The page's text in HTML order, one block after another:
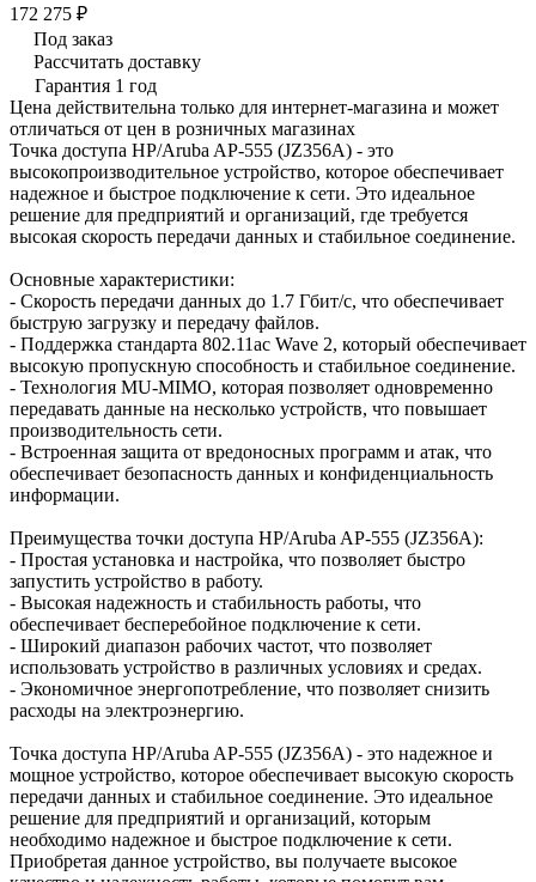
172 275 ₽
Под заказ
Рассчитать доставку
Гарантия 1 год
Цена действительна только для интернет-магазина и может
отличаться от цен в розничных магазинах
Точка доступа HP/Aruba AP-555 (JZ356A) - это
высокопроизводительное устройство, которое обеспечивает
надежное и быстрое подключение к сети. Это идеальное
решение для предприятий и организаций, где требуется
высокая скорость передачи данных и стабильное соединение.
Основные характеристики:
- Скорость передачи данных до 1.7 Гбит/с, что обеспечивает
быструю загрузку и передачу файлов.
- Поддержка стандарта 802.11ac Wave 2, который обеспечивает
высокую пропускную способность и стабильное соединение.
- Технология MU-MIMO, которая позволяет одновременно
передавать данные на несколько устройств, что повышает
производительность сети.
- Встроенная защита от вредоносных программ и атак, что
обеспечивает безопасность данных и конфиденциальность
информации.
Преимущества точки доступа HP/Aruba AP-555 (JZ356A):
- Простая установка и настройка, что позволяет быстро
запустить устройство в работу.
- Высокая надежность и стабильность работы, что
обеспечивает бесперебойное подключение к сети.
- Широкий диапазон рабочих частот, что позволяет
использовать устройство в различных условиях и средах.
- Экономичное энергопотребление, что позволяет снизить
расходы на электроэнергию.
Точка доступа HP/Aruba AP-555 (JZ356A) - это надежное и
мощное устройство, которое обеспечивает высокую скорость
передачи данных и стабильное соединение. Это идеальное
решение для предприятий и организаций, которым
необходимо надежное и быстрое подключение к сети.
Приобретая данное устройство, вы получаете высокое